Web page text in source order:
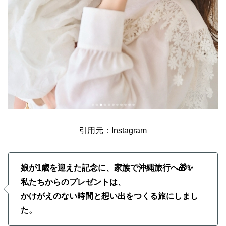
引用元：Instagram
娘が1歳を迎えた記念に、家族で沖縄旅行へ🎁✨
私たちからのプレゼントは、
かけがえのない時間と想い出をつくる旅にしまし
た。